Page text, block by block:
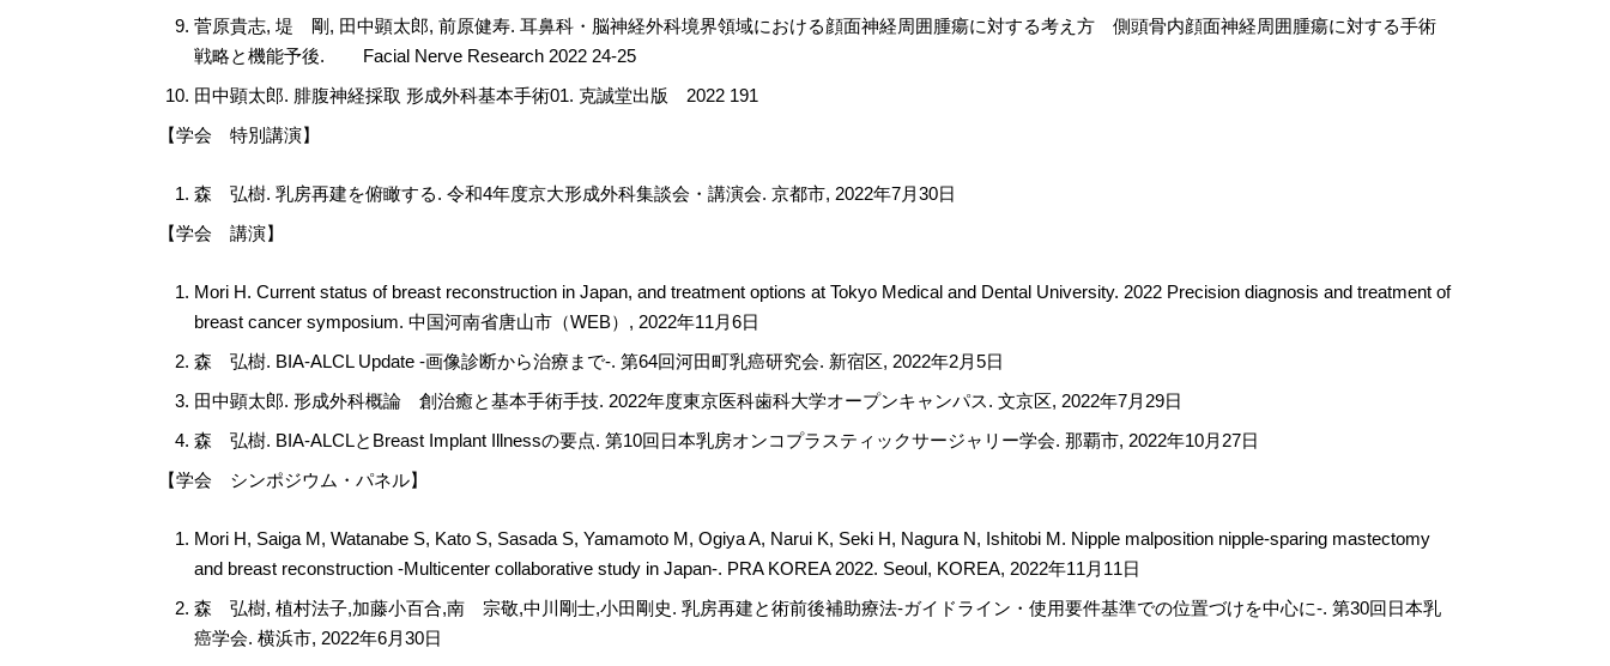
菅原貴志, 堤 剛, 田中顕太郎, 前原健寿. 耳鼻科・脳神経外科境界領域における顔面神経周囲腫瘍に対する考え方 側頭骨内顔面神経周囲腫瘍に対する手術
戦略と機能予後. Facial Nerve Research 2022 24-25
田中顕太郎. 腓腹神経採取 形成外科基本手術01. 克誠堂出版 2022 191
【学会 特別講演】
森 弘樹. 乳房再建を俯瞰する. 令和4年度京大形成外科集談会・講演会. 京都市, 2022年7月30日
【学会 講演】
Mori H. Current status of breast reconstruction in Japan, and treatment options at Tokyo Medical and Dental University. 2022 Precision diagnosis and treatment of
breast cancer symposium. 中国河南省唐山市（WEB）, 2022年11月6日
森 弘樹. BIA-ALCL Update -画像診断から治療まで-. 第64回河田町乳癌研究会. 新宿区, 2022年2月5日
田中顕太郎. 形成外科概論 創治癒と基本手術手技. 2022年度東京医科歯科大学オープンキャンパス. 文京区, 2022年7月29日
森 弘樹. BIA-ALCLとBreast Implant Illnessの要点. 第10回日本乳房オンコプラスティックサージャリー学会. 那覇市, 2022年10月27日
【学会 シンポジウム・パネル】
Mori H, Saiga M, Watanabe S, Kato S, Sasada S, Yamamoto M, Ogiya A, Narui K, Seki H, Nagura N, Ishitobi M. Nipple malposition nipple-sparing mastectomy
and breast reconstruction -Multicenter collaborative study in Japan-. PRA KOREA 2022. Seoul, KOREA, 2022年11月11日
森 弘樹, 植村法子,加藤小百合,南 宗敬,中川剛士,小田剛史. 乳房再建と術前後補助療法-ガイドライン・使用要件基準での位置づけを中心に-. 第30回日本乳
癌学会. 横浜市, 2022年6月30日